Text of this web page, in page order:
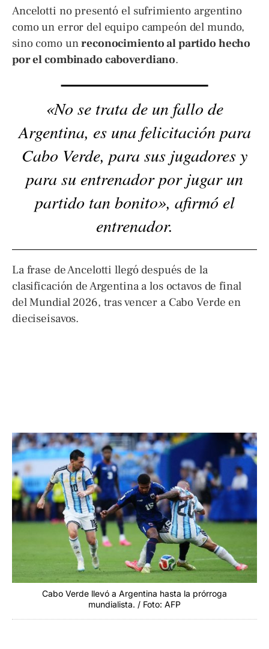
Ancelotti no presentó el sufrimiento argentino
como un error del equipo campeón del mundo,
sino como unreconocimiento al partido hecho
por el combinado caboverdiano.
«No se trata de un fallo de
Argentina, es una felicitación para
Cabo Verde, para sus jugadores y
para su entrenador por jugar un
partido tan bonito», afirmó el
entrenador.
La frase de Ancelotti llegó después de la
clasificación de Argentina a los octavos de final
del Mundial 2026, tras vencer a Cabo Verde en
dieciseisavos.
Cabo Verde llevó a Argentina hasta la prórroga
mundialista. / Foto: AFP